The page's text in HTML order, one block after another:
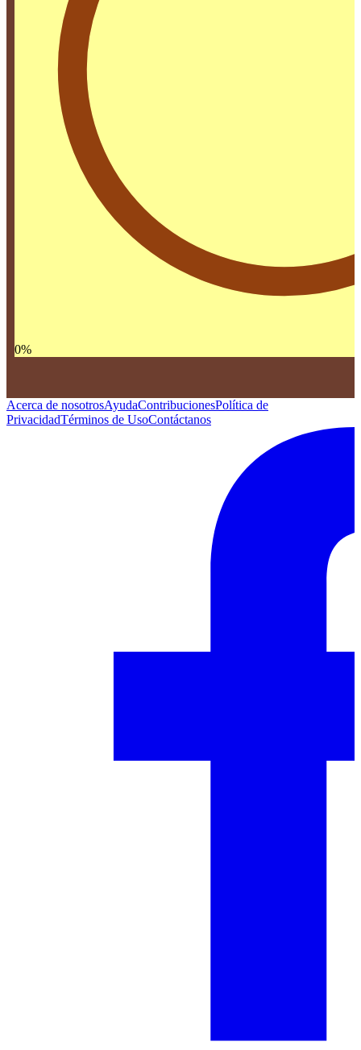
0%
Acerca de nosotrosAyudaContribucionesPolítica de
PrivacidadTérminos de UsoContáctanos